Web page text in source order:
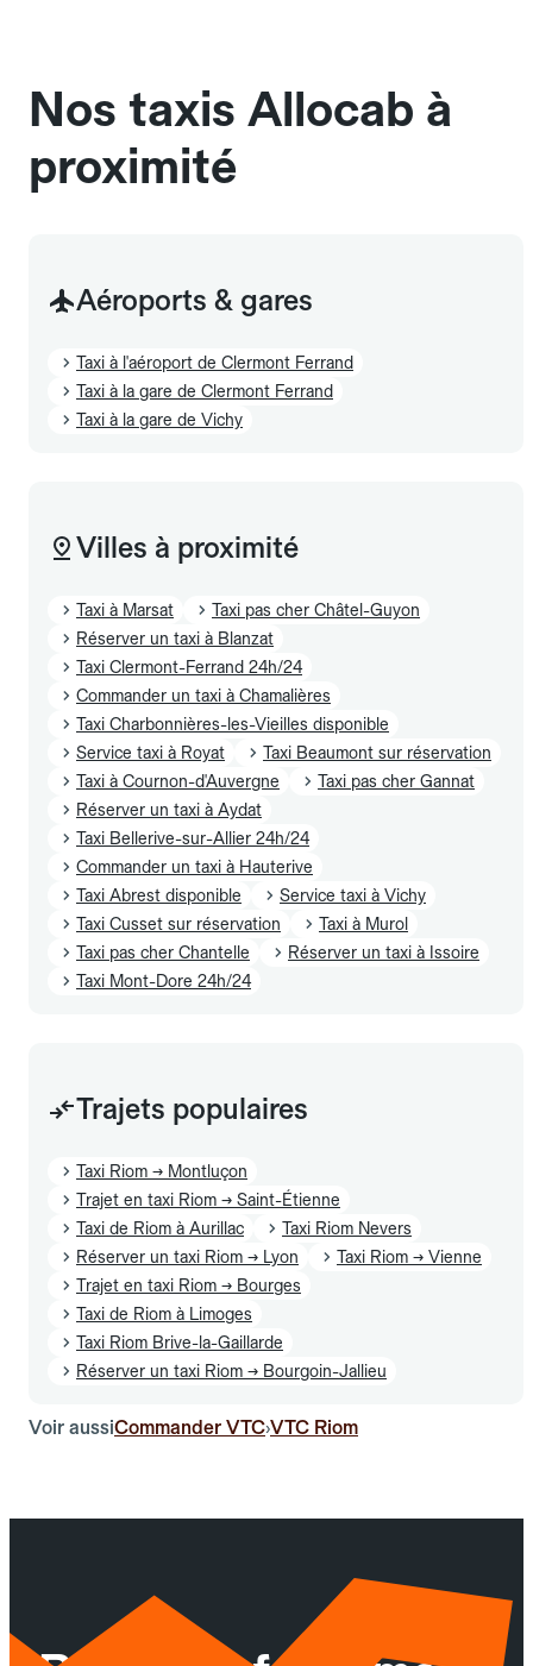
Nos taxis Allocab à
proximité
Aéroports & gares
Taxi à l'aéroport de Clermont Ferrand
Taxi à la gare de Clermont Ferrand
Taxi à la gare de Vichy
Villes à proximité
Taxi à Marsat
Taxi pas cher Châtel-Guyon
Réserver un taxi à Blanzat
Taxi Clermont-Ferrand 24h/24
Commander un taxi à Chamalières
Taxi Charbonnières-les-Vieilles disponible
Service taxi à Royat
Taxi Beaumont sur réservation
Taxi à Cournon-d'Auvergne
Taxi pas cher Gannat
Réserver un taxi à Aydat
Taxi Bellerive-sur-Allier 24h/24
Commander un taxi à Hauterive
Taxi Abrest disponible
Service taxi à Vichy
Taxi Cusset sur réservation
Taxi à Murol
Taxi pas cher Chantelle
Réserver un taxi à Issoire
Taxi Mont-Dore 24h/24
Trajets populaires
Taxi Riom → Montluçon
Trajet en taxi Riom → Saint-Étienne
Taxi de Riom à Aurillac
Taxi Riom Nevers
Réserver un taxi Riom → Lyon
Taxi Riom → Vienne
Trajet en taxi Riom → Bourges
Taxi de Riom à Limoges
Taxi Riom Brive-la-Gaillarde
Réserver un taxi Riom → Bourgoin-Jallieu
Voir aussiCommander VTC›VTC Riom